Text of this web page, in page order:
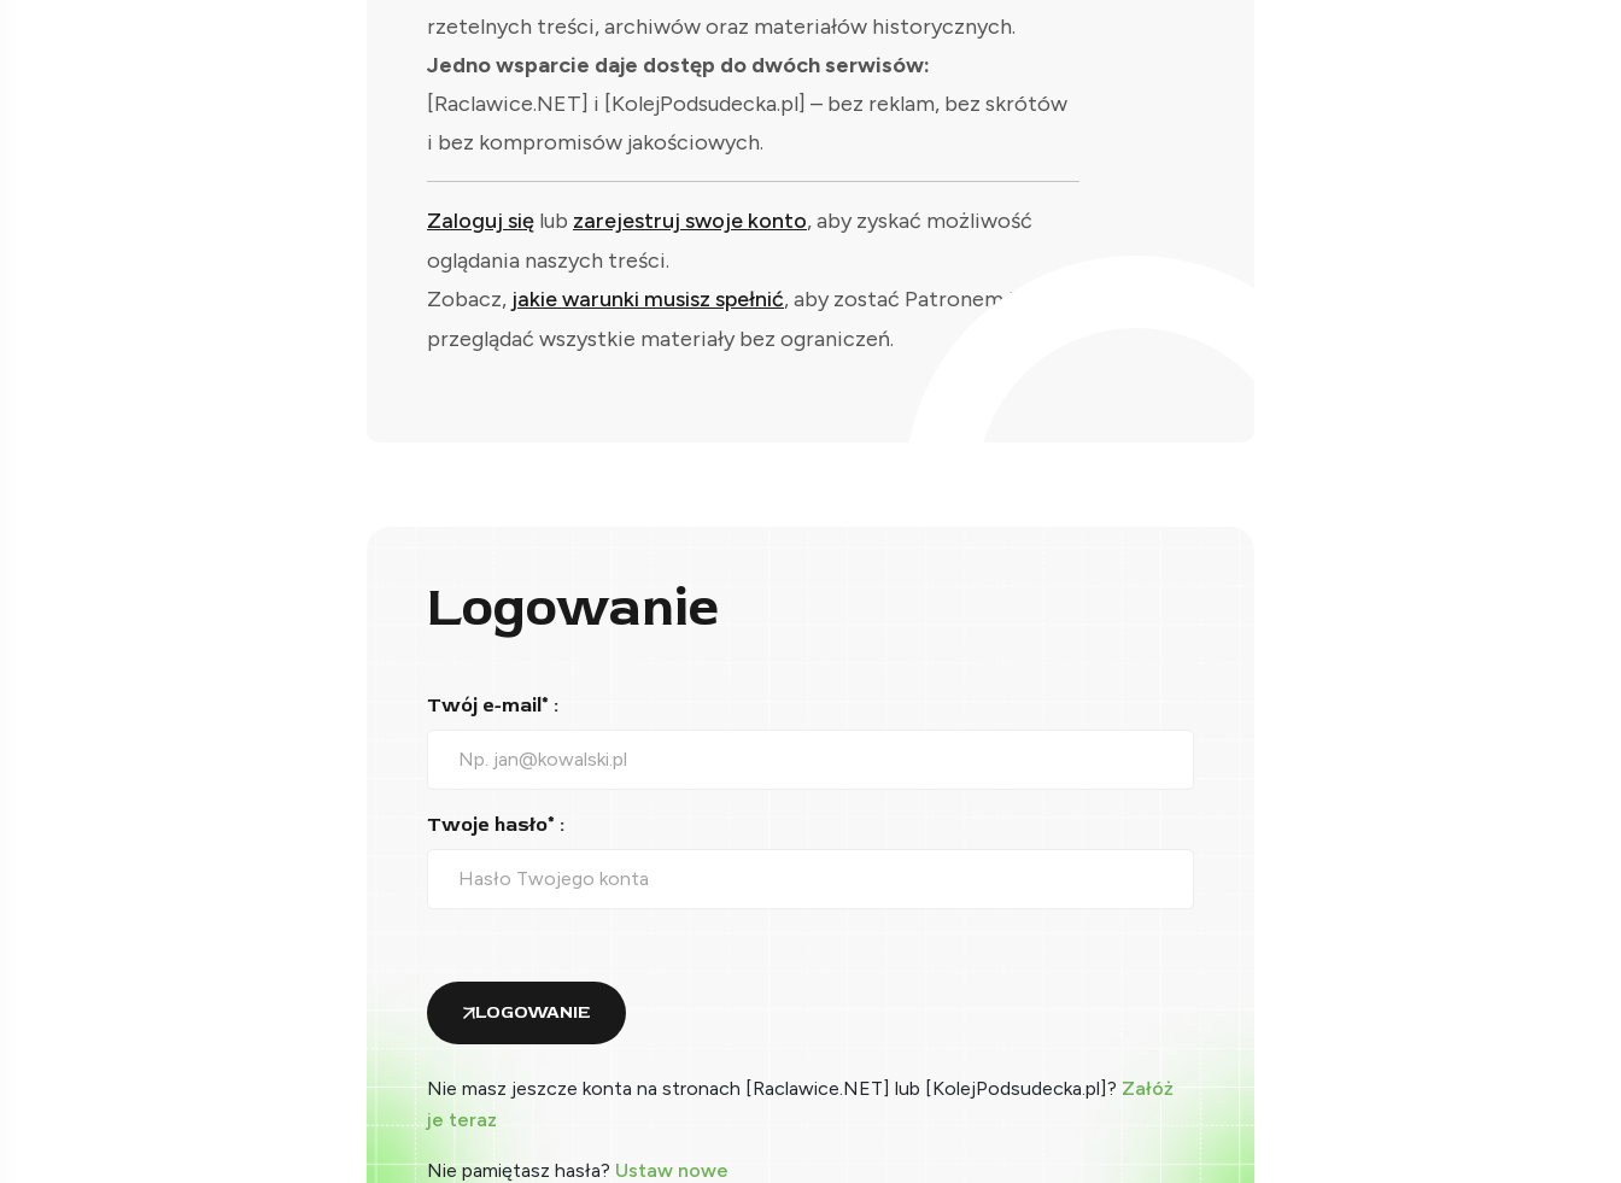
rzetelnych treści, archiwów oraz materiałów historycznych.
Jedno wsparcie daje dostęp do dwóch serwisów:
[Raclawice.NET] i [KolejPodsudecka.pl] – bez reklam, bez skrótów
i bez kompromisów jakościowych.
Zaloguj się lub zarejestruj swoje konto, aby zyskać możliwość
oglądania naszych treści.
Zobacz, jakie warunki musisz spełnić, aby zostać Patronem i
przeglądać wszystkie materiały bez ograniczeń.
Logowanie
Twój e-mail* :
Twoje hasło* :
LOGOWANIE
Nie masz jeszcze konta na stronach [Raclawice.NET] lub [KolejPodsudecka.pl]? Załóż
je teraz
Nie pamiętasz hasła? Ustaw nowe